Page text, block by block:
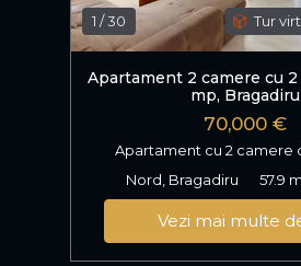
1 /30 Tur
Apartament 2 camere cu 2
mp, Bragadiru
70,000 €
Apartament cu 2 camere
Nord, Bragadiru
57.9
Vezi mai multe